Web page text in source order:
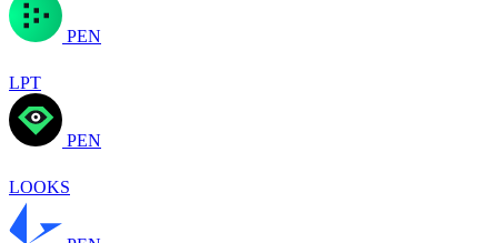
PEN
LPT
PEN
LOOKS